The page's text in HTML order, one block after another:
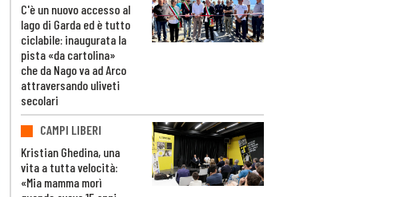
C'è un nuovo accesso al
lago di Garda ed è tutto
ciclabile: inaugurata la
pista «da cartolina»
che da Nago va ad Arco
attraversando uliveti
secolari
CAMPI LIBERI
Kristian Ghedina, una
vita a tutta velocità:
«Mia mamma morì